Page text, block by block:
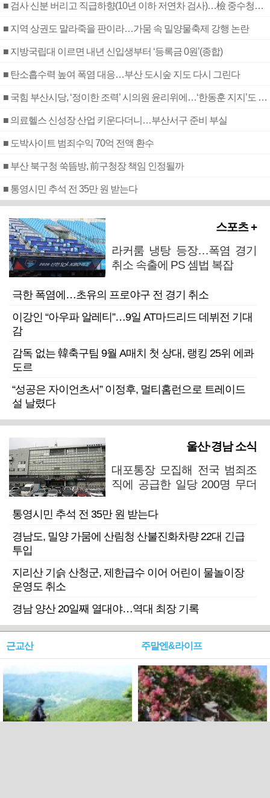
■ 검사 신분 버리고 직급하향(10년 이하 저연차 검사)…檢 중수청행 기피
■ 지역 상권도 말라죽을 판이라…가뭄 속 밀양물축제 강행 논란
■ 지방국립대 이르면 내년 신입생부터 ‘등록금 0원’(종합)
■ 탄소흡수력 높여 폭염 대응…부산 도시숲 지도 다시 그린다
■ 국힘 부산시당, ‘정이한 조력’ 시의원 윤리위에…‘한동훈 지지’도 신고접수
■ 의료헬스 신성장 산업 키운다더니…부산서구 준비 부실
■ 도박사이트 범죄수익 70억 전액 환수
■ 부산 북구청 쑥뜸방, 前구청장 책임 인정될까
■ 통영시민 추석 전 35만 원 받는다
스포츠 +
라커룸 냉탕 등장…폭염 경기
취소 속출에 PS 셈법 복잡
극한 폭염에…초유의 프로야구 전 경기 취소
이강인 “아우파 알레티”…9일 AT마드리드 데뷔전 기대
감
감독 없는 韓축구팀 9월 A매치 첫 상대, 랭킹 25위 에콰
도르
“성공은 자이언츠서” 이정후, 멀티홈런으로 트레이드
설 날렸다
울산·경남 소식
대포통장 모집해 전국 범죄조
직에 공급한 일당 200명 무더
통영시민 추석 전 35만 원 받는다
경남도, 밀양 가뭄에 산림청 산불진화차량 22대 긴급
투입
지리산 기슭 산청군, 제한급수 이어 어린이 물놀이장
운영도 취소
경남 양산 20일째 열대야…역대 최장 기록
근교산 주말엔&라이프